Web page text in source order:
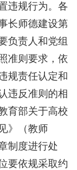
规行为。各
长师德建设第
负责人和党组
准则要求，依
规责任认定和
违反准则的相
育部关于高校
》（教师
制度进行处
要依规采取约